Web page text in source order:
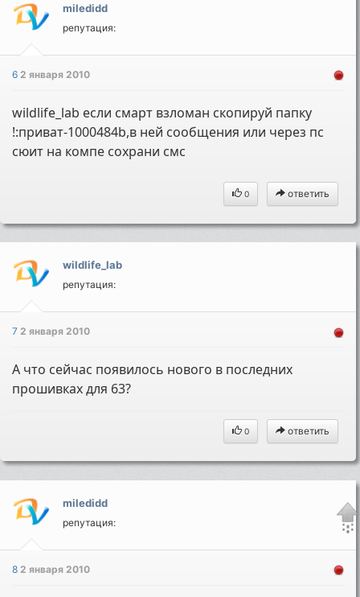
miledidd
репутация:
62 января 2010
wildlife_lab если смарт взломан скопируй папку
!:приват-1000484b,в ней сообщения или через пс
сюит на компе сохрани смс
0 ответить
wildlife_lab
репутация:
72 января 2010
А что сейчас появилось нового в последних
прошивках для 63?
0 ответить
miledidd
репутация:
82 января 2010